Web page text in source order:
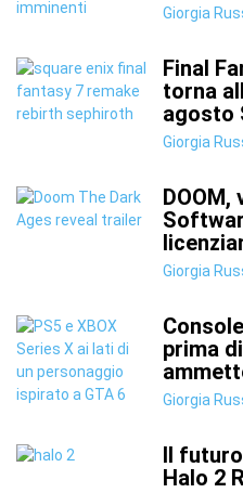
Giorgia
Final
torna
agosto
Giorgia
DOOM,
Giorgia
prima
Giorgia
Il
Halo 2